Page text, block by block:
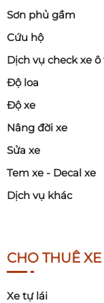
Sơn phủ gầm
Cứu hộ
Dịch vụ check xe ô
Độ loa
Độ xe
Nâng đời xe
Sửa xe
Tem xe - Decal xe
Dịch vụ khác
CHO THUÊ
Xe tự lái